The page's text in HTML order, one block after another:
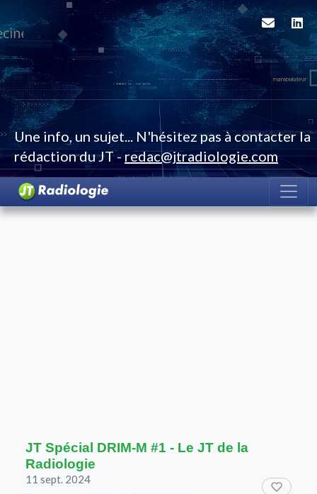
Une info, un sujet... N'hésitez pas à contacter la
rédaction du JT -redac@jtradiologie.com
JT Spécial DRIM-M #1 - Le JT de la
Radiologie
11 sept. 2024